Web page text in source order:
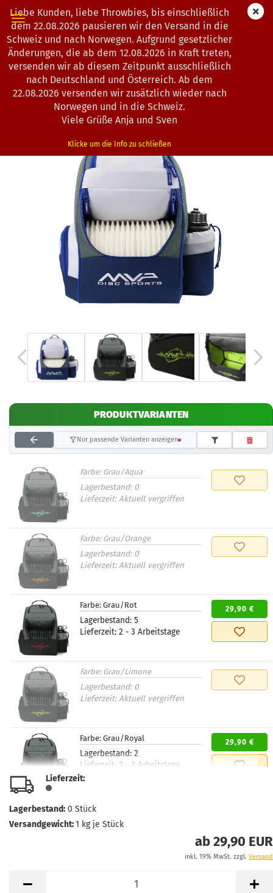
Liebe Kunden, liebe Throwbies, bis einschließlich
dem 22.08.2026 pausieren wir den Versand in die
Schweiz und nach Norwegen. Aufgrund gesetzlicher
Änderungen, die ab dem 12.08.2026 in Kraft treten,
versenden wir ab diesem Zeitpunkt ausschließlich
nach Deutschland und Österreich. Ab dem
22.08.2026 versenden wir zusätzlich wieder nach
Norwegen und in die Schweiz.
Viele Grüße Anja und Sven
Klicke um die Info zu schließen
« Erster « zurück weiter »
Letzter »
Artikel in dieser Kategorie
MVP Disc Sports | Shuttle Backpack
0101989 )
PRODUKTVARIANTEN
Nur passende Varianten anzeigen
Farbe: Grau/Aqua
Lagerbestand: 0
Lieferzeit:Aktuell vergriffen
Farbe: Grau/Orange
Lagerbestand: 0
Lieferzeit:Aktuell vergriffen
Farbe: Grau/Rot
Lagerbestand: 5
Lieferzeit: 2 - 3 Arbeitstage
29,90 €
Farbe: Grau/Limone
Lagerbestand: 0
Lieferzeit:Aktuell vergriffen
Farbe: Grau/Royal
Lagerbestand: 2
Lieferzeit: 2 - 3 Arbeitstage
29,90 €
Farbe:
Lagerbestand:
0
Lieferzeit:
Lagerbestand: 0 Stück
Versandgewicht:1 kg je Stück
ab 29,90 EUR
inkl. 19% MwSt. zzgl. Versand